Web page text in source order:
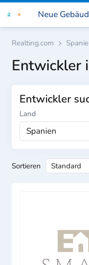
Neue
Realting.com
Entwickler
Entwickler
Land
Spanien
Sortieren